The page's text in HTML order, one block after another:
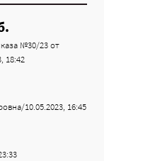
№30/23 от
18:42
10.05.2023, 16:45